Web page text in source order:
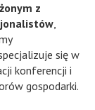
z
,
się w
konferencji i
gospodarki.